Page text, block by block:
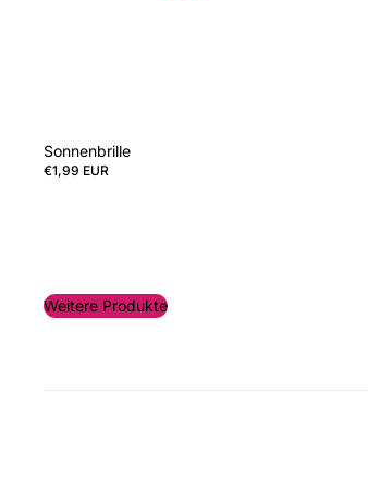
Sonnenbrille
€1,99 EUR
Weitere Produkte